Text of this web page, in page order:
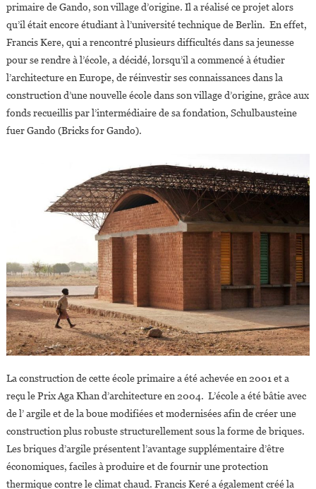
primaire de Gando, son village d’origine. Il a réalisé ce projet alors
qu’il était encore étudiant à l’université technique de Berlin. En effet,
Francis Kere, qui a rencontré plusieurs difficultés dans sa jeunesse
pour se rendre à l’école, a décidé, lorsqu’il a commencé à étudier
l’architecture en Europe, de réinvestir ses connaissances dans la
construction d’une nouvelle école dans son village d’origine, grâce aux
fonds recueillis par l’intermédiaire de sa fondation, Schulbausteine ​​
fuer Gando (Bricks for Gando).
La construction de cette école primaire a été achevée en 2001 et a
reçu le Prix Aga Khan d’architecture en 2004. L’école a été bâtie avec
de l’ argile et de la boue modifiées et modernisées afin de créer une
construction plus robuste structurellement sous la forme de briques.
Les briques d’argile présentent l’avantage supplémentaire d’être
économiques, faciles à produire et de fournir une protection
thermique contre le climat chaud. Francis Keré a également créé la